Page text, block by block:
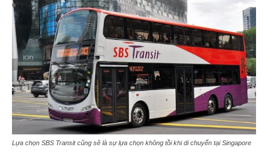
Lựa chọn SBS Transit cũng sẽ là sự lựa chọn không tồi khi di chuyển tại Singapore